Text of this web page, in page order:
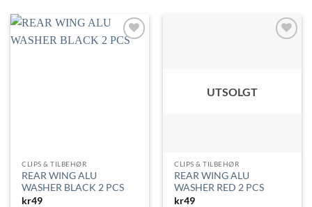
CLIPS & TILBEHØR
REAR WING ALU
WASHER BLACK 2 PCS
kr49
UTSOLGT
CLIPS & TILBEHØR
REAR WING ALU
WASHER RED 2 PCS
kr49